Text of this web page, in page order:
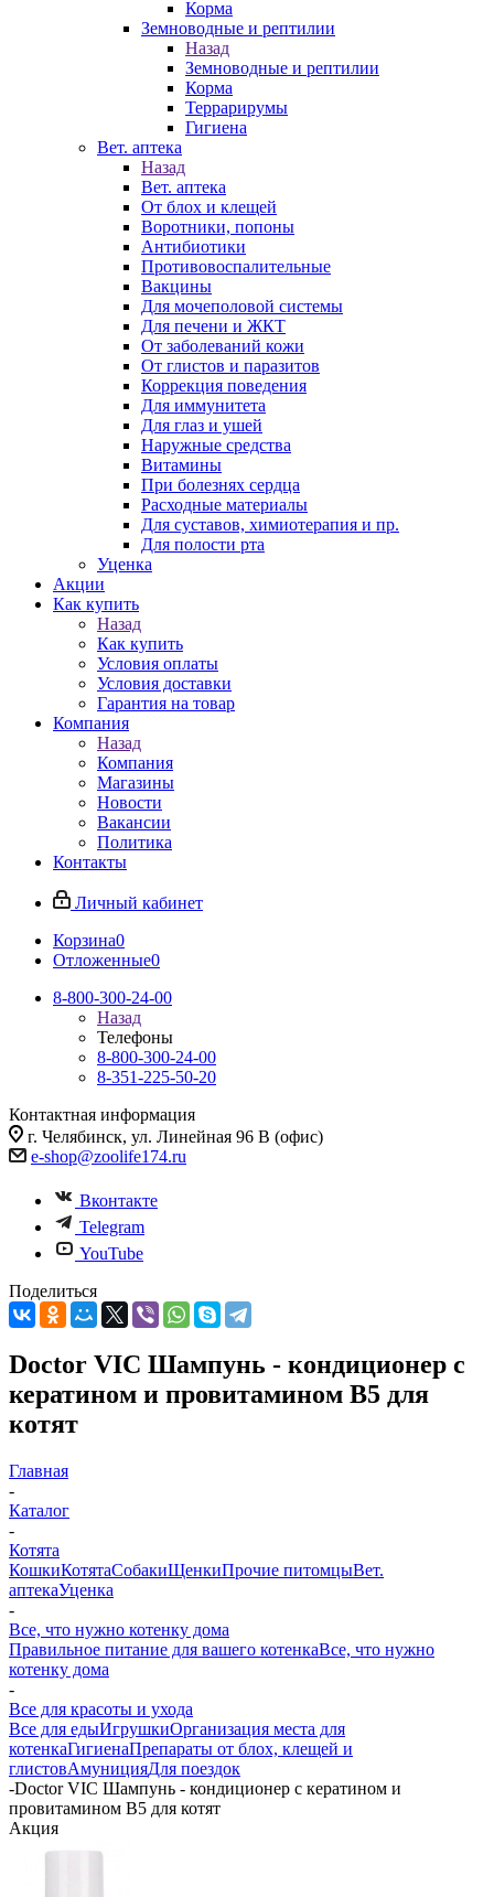
Корма
Земноводные и рептилии
Назад
Земноводные и рептилии
Корма
Террарирумы
Гигиена
Вет. аптека
Назад
Вет. аптека
От блох и клещей
Воротники, попоны
Антибиотики
Противовоспалительные
Вакцины
Для мочеполовой системы
Для печени и ЖКТ
От заболеваний кожи
От глистов и паразитов
Коррекция поведения
Для иммунитета
Для глаз и ушей
Наружные средства
Витамины
При болезнях сердца
Расходные материалы
Для суставов, химиотерапия и пр.
Для полости рта
Уценка
Акции
Как купить
Назад
Как купить
Условия оплаты
Условия доставки
Гарантия на товар
Компания
Назад
Компания
Магазины
Новости
Вакансии
Политика
Контакты
Личный кабинет
Корзина0
Отложенные0
8-800-300-24-00
Назад
Телефоны
8-800-300-24-00
8-351-225-50-20
Контактная информация
г. Челябинск, ул. Линейная 96 В (офис)
e-shop@zoolife174.ru
Вконтакте
Telegram
YouTube
Поделиться
Doctor VIC Шампунь - кондиционер с
кератином и провитамином B5 для
котят
Главная
-
Каталог
-
Котята
КошкиКотятаСобакиЩенкиПрочие питомцыВет.
аптекаУценка
-
Все, что нужно котенку дома
Правильное питание для вашего котенкаВсе, что нужно
котенку дома
-
Все для красоты и ухода
Все для едыИгрушкиОрганизация места для
котенкаГигиенаПрепараты от блох, клещей и
глистовАмуницияДля поездок
-Doctor VIC Шампунь - кондиционер с кератином и
провитамином B5 для котят
Акция